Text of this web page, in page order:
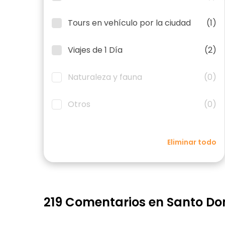
Tours en vehículo por la ciudad (1)
Viajes de 1 Día (2)
Naturaleza y fauna (0)
Otros (0)
Eliminar todo
219 Comentarios en Santo